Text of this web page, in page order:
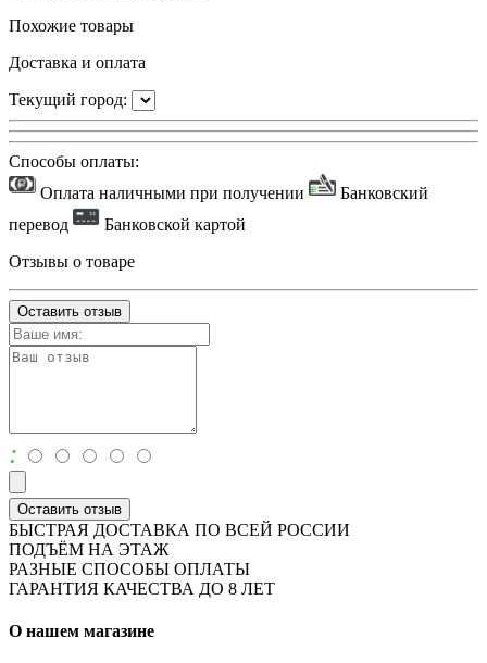
Похожие товары
Доставка и оплата
Текущий город:
Способы оплаты:
Оплата наличными при получении
Банковский
перевод
Банковской картой
Отзывы о товаре
Оставить отзыв
:
Оставить отзыв
БЫСТРАЯ ДОСТАВКА ПО ВСЕЙ РОССИИ
ПОДЪЁМ НА ЭТАЖ
РАЗНЫЕ СПОСОБЫ ОПЛАТЫ
ГАРАНТИЯ КАЧЕСТВА ДО 8 ЛЕТ
О нашем магазине